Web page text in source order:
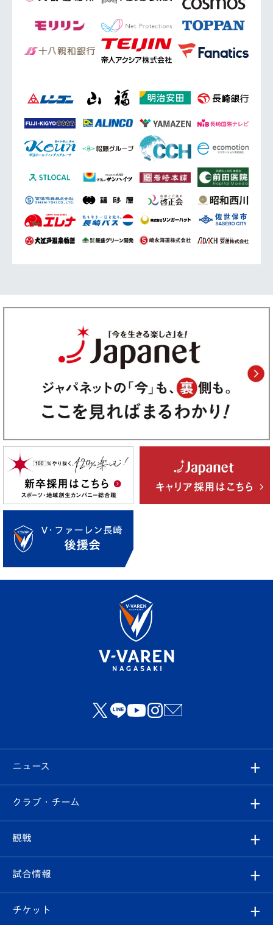
ニュース
すべて
クラブ
試合情報
クラブ・チーム
クラブ概要
観戦
観戦ルール
試合情報
試合日程/結果
チケット